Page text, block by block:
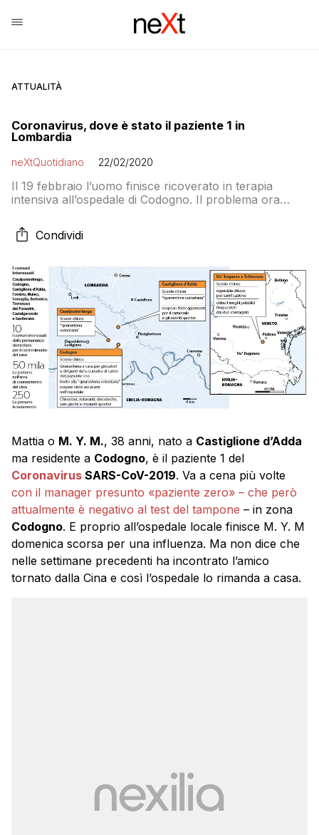
ATTUALITÀ
Coronavirus, dove è stato il paziente 1 in
Lombardia
neXtQuotidiano 22/02/2020
Il 19 febbraio l’uomo finisce ricoverato in terapia
intensiva all’ospedale di Codogno. Il problema ora
cominciare a stare male. Perché ogni contatto avuto
dal momento del contagio fino al ricovero in ospedale
Condividi
Mattia o M. Y. M., 38 anni, nato a Castiglione d’Adda
ma residente a Codogno, è il paziente 1 del
Coronavirus SARS-CoV-2019. Va a cena più volte
con il manager presunto «paziente zero» – che però
attualmente è negativo al test del tampone – in zona
Codogno. E proprio all’ospedale locale finisce M. Y. M
domenica scorsa per una influenza. Ma non dice che
nelle settimane precedenti ha incontrato l’amico
tornato dalla Cina e così l’ospedale lo rimanda a casa.